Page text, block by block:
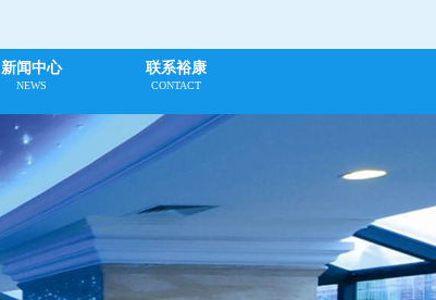
新闻中心
NEWS
联系裕康
CONTACT